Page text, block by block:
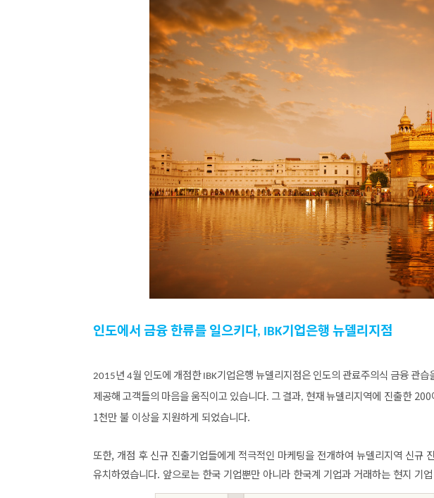
인도에서 금융한류를일으키다, IBK기업은행뉴델리지점
2015년 4월 인도에 개점한IBK기업은행뉴델리지점은인도의 관료주의식 금융관습
제공해고객들의 마음을움직이고있습니다. 그결과, 현재뉴델리지역에 진출한200
1천만 불 이상을 지원하게 되었습니다.
또한, 개점 후 신규 진출기업들에게 적극적인 마케팅을 전개하여 뉴델리지역 신규
유치하였습니다. 앞으로는 한국 기업뿐만 아니라 한국계 기업과 거래하는 현지 기